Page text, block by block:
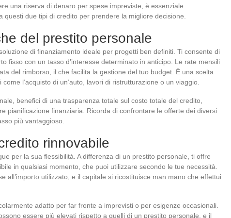
una riserva di denaro per spese impreviste, è essenziale
questi due tipi di credito per prendere la migliore decisione.
del prestito personale
di finanziamento ideale per progetti ben definiti. Ti consente di
fisso con un tasso d’interesse determinato in anticipo. Le rate mensili
del rimborso, il che facilita la gestione del tuo budget. È una scelta
l’acquisto di un’auto, lavori di ristrutturazione o un viaggio.
benefici di una trasparenza totale sul costo totale del credito,
pianificazione finanziaria. Ricorda di confrontare le offerte dei diversi
più vantaggioso.
rinnovabile
per la sua flessibilità. A differenza di un prestito personale, ti offre
in qualsiasi momento, che puoi utilizzare secondo le tue necessità.
all’importo utilizzato, e il capitale si ricostituisce man mano che effettui
adatto per far fronte a imprevisti o per esigenze occasionali.
essere più elevati rispetto a quelli di un prestito personale, e il